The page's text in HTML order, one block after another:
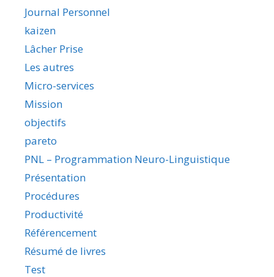
Journal Personnel
kaizen
Lâcher Prise
Les autres
Micro-services
Mission
objectifs
pareto
PNL – Programmation Neuro-Linguistique
Présentation
Procédures
Productivité
Référencement
Résumé de livres
Test